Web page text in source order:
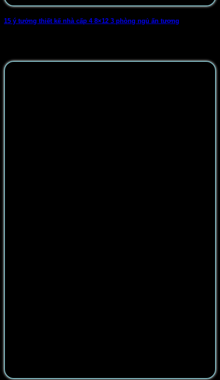
15 ý tưởng thiết kế nhà cấp 4 8×12 3 phòng ngủ ấn tượng